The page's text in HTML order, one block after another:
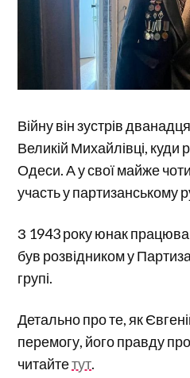
Війну він зустрів
Великій Михайлівці,
Одеси. А у свої майже
участь у партизанському
З 1943 року юнак
був розвідником у
групі.
Детально про те, як
перемогу, його правду
читайтетут.